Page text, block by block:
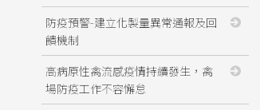
防疫預警-建立化製量異常通報及回
饋機制
高病原性禽流感疫情持續發生，禽
場防疫工作不容懈怠